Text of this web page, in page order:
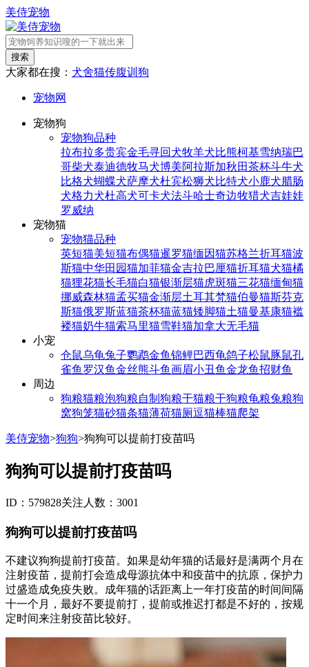
美侍宠物
搜索
大家都在搜： 犬舍猫传腹训狗
宠物网
宠物狗
宠物狗品种
拉布拉多贵宾金毛寻回犬牧羊犬比熊柯基雪纳瑞巴
哥柴犬泰迪德牧马犬博美阿拉斯加秋田茶杯斗牛犬
比格犬蝴蝶犬萨摩犬杜宾松狮犬比特犬小鹿犬腊肠
犬格力犬杜高犬可卡犬法斗哈士奇边牧猎犬吉娃娃
罗威纳
宠物猫
宠物猫品种
英短猫美短猫布偶猫暹罗猫缅因猫苏格兰折耳猫波
斯猫中华田园猫加菲猫金吉拉巴厘猫折耳猫犬猫橘
猫狸花猫长毛猫白猫银渐层猫虎斑猫三花猫缅甸猫
挪威森林猫孟买猫金渐层土耳其梵猫伯曼猫斯芬克
斯猫俄罗斯蓝猫茶杯猫蓝猫矮脚猫土猫曼基康猫褴
褛猫奶牛猫索马里猫雪鞋猫加拿大无毛猫
小宠
仓鼠乌龟兔子鹦鹉金鱼锦鲤巴西龟鸽子松鼠豚鼠孔
雀鱼 罗汉鱼金丝熊斗鱼画眉小丑鱼金龙鱼招财鱼
周边
狗粮猫粮泡狗粮自制狗粮干猫粮干狗粮龟粮兔粮狗
窝狗笼猫砂猫条猫薄荷猫厕逗猫棒猫爬架
美侍宠物>狗狗>狗狗可以提前打疫苗吗
狗狗可以提前打疫苗吗
ID：579828关注人数：3001
狗狗可以提前打疫苗吗
不建议狗狗提前打疫苗。如果是幼年猫的话最好是满两个月在
注射疫苗，提前打会造成母源抗体中和疫苗中的抗原，保护力
过盛造成免疫失败。成年猫的话距离上一年打疫苗的时间间隔
十一个月，最好不要提前打，提前或推迟打都是不好的，按规
定时间来注射疫苗比较好。